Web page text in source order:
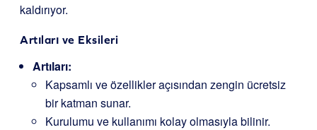
kaldırıyor.
Artıları ve Eksileri
Artıları:
Kapsamlı ve özellikler açısından zengin ücretsiz
bir katman sunar.
Kurulumu ve kullanımı kolay olmasıyla bilinir.